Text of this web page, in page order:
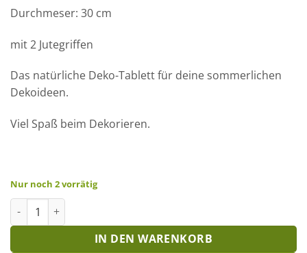
Durchmeser: 30 cm
mit 2 Jutegriffen
Das natürliche Deko-Tablett für deine sommerlichen
Dekoideen.
Viel Spaß beim Dekorieren.
Nur noch 2 vorrätig
Deko-Tablett Natur dunkel Menge
IN DEN WARENKORB